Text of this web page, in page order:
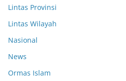
Lintas Provinsi
Lintas Wilayah
Nasional
News
Ormas Islam